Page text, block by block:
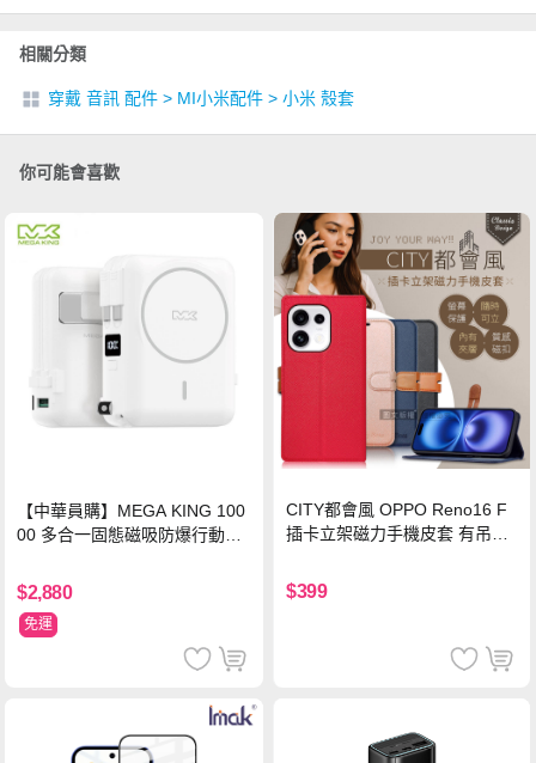
相關分類
穿戴 音訊 配件 > MI小米配件 > 小米 殼套
你可能會喜歡
【中華員購】MEGA KING 100
00 多合一固態磁吸防爆行動電
$2,880
免運
CITY都會風 OPPO Reno16 F
插卡立架磁力手機皮套 有吊飾
$399